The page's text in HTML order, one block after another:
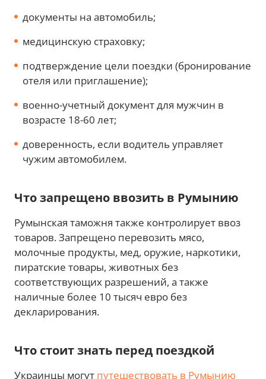
документы на автомобиль;
медицинскую страховку;
подтверждение цели поездки (бронирование
отеля или приглашение);
военно-учетный документ для мужчин в
возрасте 18-60 лет;
доверенность, если водитель управляет
чужим автомобилем.
Что запрещено ввозить в Румынию
Румынская таможня также контролирует ввоз
товаров. Запрещено перевозить мясо,
молочные продукты, мед, оружие, наркотики,
пиратские товары, животных без
соответствующих разрешений, а также
наличные более 10 тысяч евро без
декларирования.
Что стоит знать перед поездкой
Украинцы могут путешествовать в Румынию